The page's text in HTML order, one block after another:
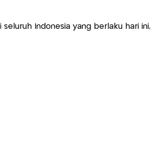
Indonesia yang berlaku hari ini,